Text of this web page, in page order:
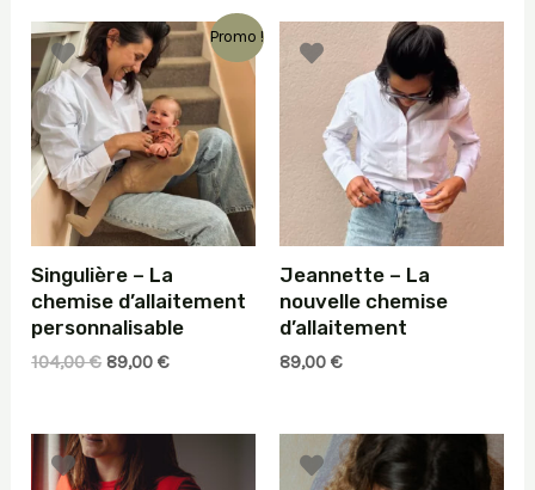
Promo !
Singulière – La
chemise d’allaitement
personnalisable
104,00€ Le
était :
104,00 €.
89,00€Le
est :
89,00 €.
Jeannette – La
nouvelle chemise
d’allaitement
89,00 €